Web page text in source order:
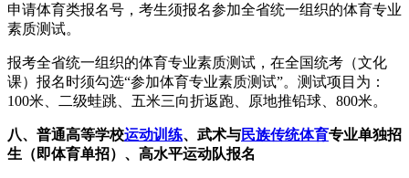
申请体育类报名号，考生须报名参加全省统一组织的体育专业
素质测试。
报考全省统一组织的体育专业素质测试，在全国统考（文化
课）报名时须勾选“参加体育专业素质测试”。测试项目为：
100米、二级蛙跳、五米三向折返跑、原地推铅球、800米。
八、普通高等学校运动训练、武术与民族传统体育专业单独招
生（即体育单招）、高水平运动队报名